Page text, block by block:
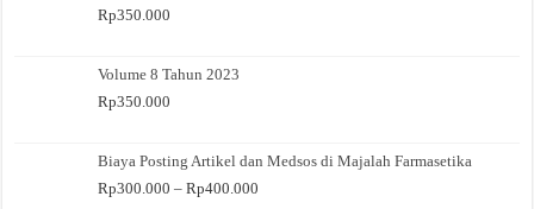
Rp350.000
Volume 8 Tahun 2023
Rp350.000
Biaya Posting Artikel dan Medsos di Majalah Farmasetika
Rp300.000 – Rp400.000